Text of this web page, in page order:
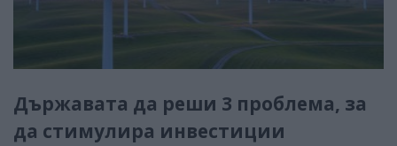
Държавата да реши 3 проблема, за
да стимулира инвестиции